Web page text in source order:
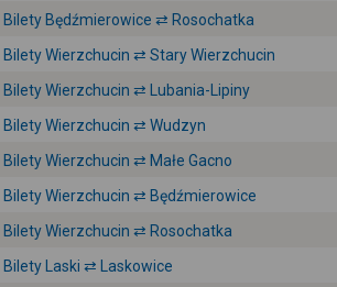
Bilety Będźmierowice ⇄ Rosochatka
Bilety Wierzchucin ⇄ Stary Wierzchucin
Bilety Wierzchucin ⇄ Lubania-Lipiny
Bilety Wierzchucin ⇄ Wudzyn
Bilety Wierzchucin ⇄ Małe Gacno
Bilety Wierzchucin ⇄ Będźmierowice
Bilety Wierzchucin ⇄ Rosochatka
Bilety Laski ⇄ Laskowice